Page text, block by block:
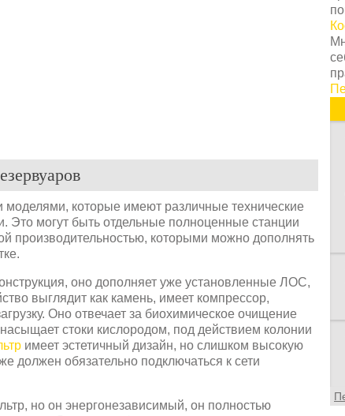
моделями, которые имеют различные технические
Это могут быть отдельные полноценные станции
производительностью, которыми можно дополнять
оно дополняет уже установленные ЛОС,
выглядит как камень, имеет компрессор,
Оно отвечает за биохимическое очищение
стоки кислородом, под действием колонии
имеет эстетичный дизайн, но слишком высокую
должен обязательно подключаться к сети
но он энергонезависимый, он полностью